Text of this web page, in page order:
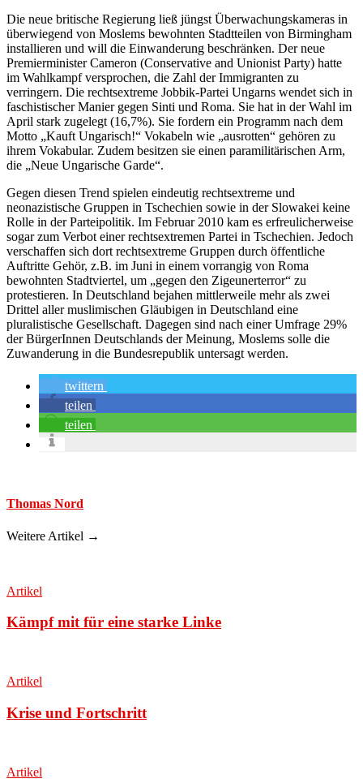
Die neue britische Regierung ließ jüngst Überwachungskameras in
überwiegend von Moslems bewohnten Stadtteilen von Birmingham
installieren und will die Einwanderung beschränken. Der neue
Premierminister Cameron (Conservative and Unionist Party) hatte
im Wahlkampf versprochen, die Zahl der Immigranten zu
verringern. Die rechtsextreme Jobbik-Partei Ungarns wendet sich in
faschistischer Manier gegen Sinti und Roma. Sie hat in der Wahl im
April stark zugelegt (16,7%). Sie fordern ein Programm nach dem
Motto „Kauft Ungarisch!“ Vokabeln wie „ausrotten“ gehören zu
ihrem Vokabular. Zudem besitzen sie einen paramilitärischen Arm,
die „Neue Ungarische Garde“.
Gegen diesen Trend spielen eindeutig rechtsextreme und
neonazistische Gruppen in Tschechien sowie in der Slowakei keine
Rolle in der Parteipolitik. Im Februar 2010 kam es erfreulicherweise
sogar zum Verbot einer rechtsextremen Partei in Tschechien. Jedoch
verschaffen sich dort rechtsextreme Gruppen durch öffentliche
Auftritte Gehör, z.B. im Juni in einem vorrangig von Roma
bewohnten Stadtviertel, um „gegen den Zigeunerterror“ zu
protestieren. In Deutschland bejahen mittlerweile mehr als zwei
Drittel aller muslimischen Gläubigen in Deutschland eine
pluralistische Gesellschaft. Dagegen sind nach einer Umfrage 29%
der BürgerInnen Deutschlands der Meinung, Moslems solle die
Zuwanderung in die Bundesrepublik untersagt werden.
twittern
teilen
teilen
Thomas Nord
Weitere Artikel →
Artikel
Kämpf mit für eine starke Linke
Artikel
Krise und Fortschritt
Artikel